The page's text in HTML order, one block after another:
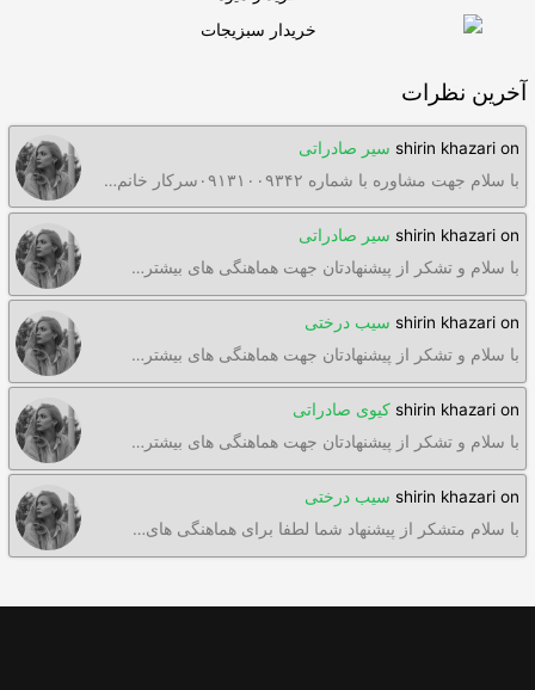
آخرین نظرات
shirin khazari on
سیر صادراتی
با سلام جهت مشاوره با شماره ۰۹۱۳۱۰۰۹۳۴۲سرکار خانم…
shirin khazari on
سیر صادراتی
با سلام و تشکر از پیشنهادتان جهت هماهنگی های بیشتر…
shirin khazari on
سیب درختی
با سلام و تشکر از پیشنهادتان جهت هماهنگی های بیشتر…
shirin khazari on
کیوی صادراتی
با سلام و تشکر از پیشنهادتان جهت هماهنگی های بیشتر…
shirin khazari on
سیب درختی
با سلام متشکر از پیشنهاد شما لطفا برای هماهنگی های…